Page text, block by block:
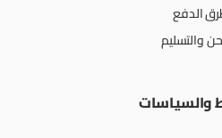
الدفع
والتسليم
والسياسات